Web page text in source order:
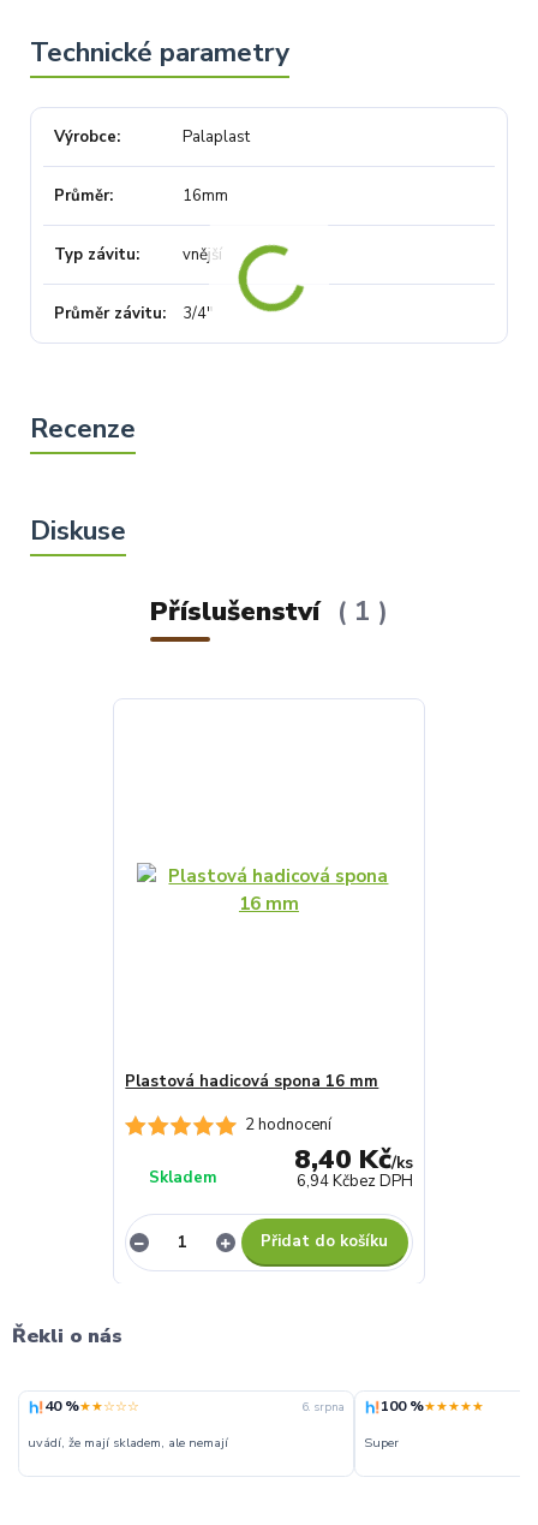
Výrobce Palaplast
Průměr 16mm
Typ závitu vnější
Průměr závitu 3/4"
Příslušenství 1
2 hodnocení
Plastová hadicová spona 16 mm
8,40 Kč/ks
6,94 Kčbez DPH
Skladem
Přidat do košíku
Řekli o nás
40 %★★☆☆☆ 6. srpna
uvádí, že mají skladem, ale nemají
100 %★★★★★
Super